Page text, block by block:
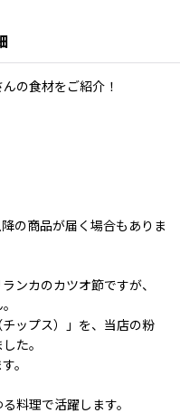
の食材をご紹介！
の商品が届く場合もありま
ンカのカツオ節ですが、
ップス）」を、当店の粉
た。
。
料理で活躍します。